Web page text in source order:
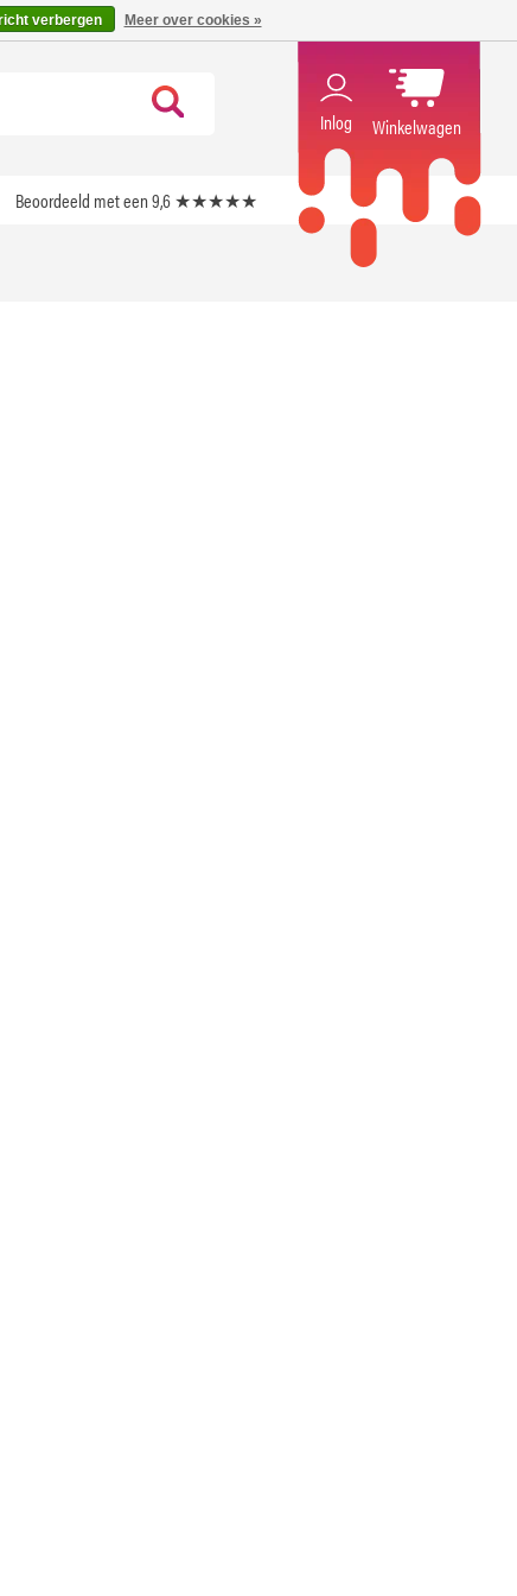
''verfrissend''
Inlog Winkelwagen
Beoordeeld met een 9,6 ★★★★★
verbergen Meer over cookies »